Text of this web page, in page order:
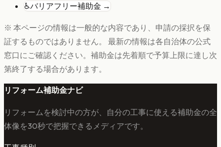
♿バリアフリー補助金 →
※ 本ページの情報は一般的な内容であり、申請の採択を保
証するものではありません。 最新の情報は各自治体の公式
窓口にご確認ください。補助金は先着順で予算上限に達し次
第終了する場合があります。
リフォーム補助金ナビ
リフォームを検討中の方が、自分の工事に使える補助金の全
体像を30秒で把握できるメディアです。